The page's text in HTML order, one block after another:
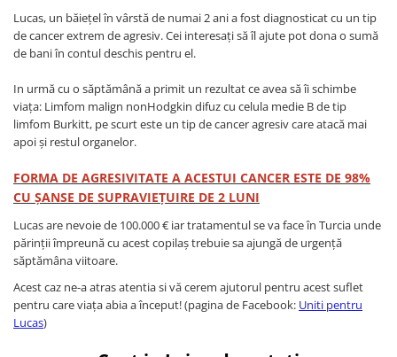
Fote & Catrinte
Incaltaminte
Lucas, un băieţel în vârstă de numai 2 ani a fost diagnosticat cu un tip
de cancer extrem de agresiv. Cei interesaţi să îl ajute pot dona o sumă
de bani în contul deschis pentru el.
In urmă cu o săptămână a primit un rezultat ce avea să îi schimbe
viaţa: Limfom malign nonHodgkin difuz cu celula medie B de tip
limfom Burkitt, pe scurt este un tip de cancer agresiv care atacă mai
apoi și restul organelor.
FORMA DE AGRESIVITATE A ACESTUI CANCER ESTE DE 98%
CU ȘANSE DE SUPRAVIEȚUIRE DE 2 LUNI
Lucas are nevoie de 100.000 € iar tratamentul se va face în Turcia unde
părinții împreună cu acest copilaș trebuie sa ajungă de urgenţă
săptămâna viitoare.
Acest caz ne-a atras atentia si vă cerem ajutorul pentru acest suflet
pentru care viaţa abia a început! (pagina de Facebook: Uniti pentru
Lucas)